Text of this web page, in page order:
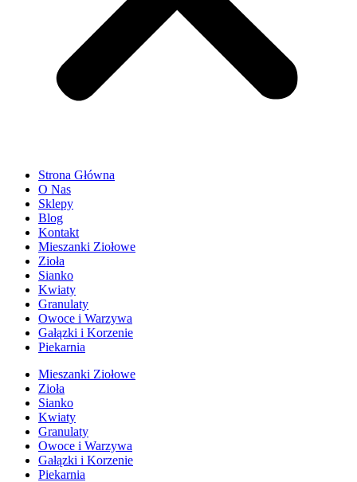
Strona Główna
O Nas
Sklepy
Blog
Kontakt
Mieszanki Ziołowe
Zioła
Sianko
Kwiaty
Granulaty
Owoce i Warzywa
Gałązki i Korzenie
Piekarnia
Mieszanki Ziołowe
Zioła
Sianko
Kwiaty
Granulaty
Owoce i Warzywa
Gałązki i Korzenie
Piekarnia